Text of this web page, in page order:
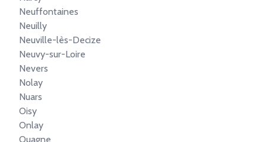
Neuffontaines
Neuilly
Neuville-lès-Decize
Neuvy-sur-Loire
Nevers
Nolay
Nuars
Oisy
Onlay
Ouagne